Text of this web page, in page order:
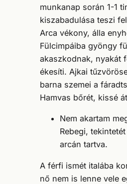
munkanap során 1-1
kiszabadulása teszi
Arca vékony, álla
Fülcimpáiba gyöngy
akaszkodnak, nyakát
ékesíti. Ajkai
barna szemei a
Hamvas bőrét, kissé
Nem akartam
Rebegi,
arcán tartva.
A férfi ismét italába
nő nem is lenne vele